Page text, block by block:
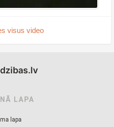
visus video
LAPA
lapa